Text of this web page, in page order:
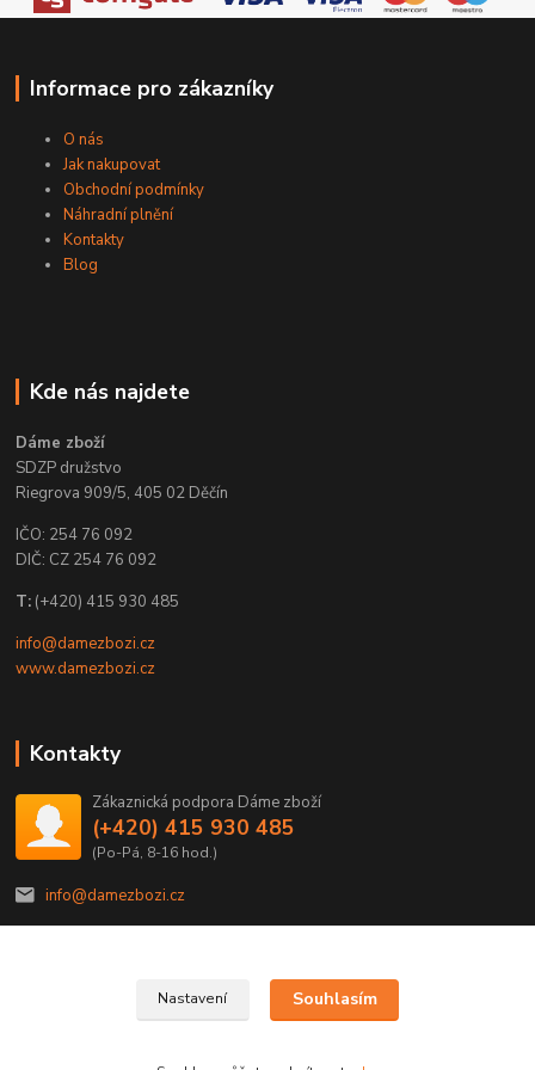
Informace pro zákazníky
O nás
Jak nakupovat
Obchodní podmínky
Náhradní plnění
Kontakty
Blog
Kde nás najdete
Dáme zboží
SDZP družstvo
Riegrova 909/5, 405 02 Děčín
IČO: 254 76 092
DIČ: CZ 254 76 092
T: (+420) 415 930 485
info@damezbozi.cz
www.damezbozi.cz
Kontakty
Zákaznická podpora Dáme zboží
(+420) 415 930 485
(Po-Pá, 8-16 hod.)
info@damezbozi.cz
@2022 Dáme zboží je provozováno společností SDZP družstvo.
Nastavení Souhlasím